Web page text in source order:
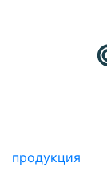
продукция